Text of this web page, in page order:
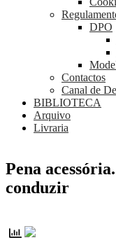
DPO
Contactos
Canal de
BIBLIOTECA
Arquivo
Livraria
Pena
conduzir